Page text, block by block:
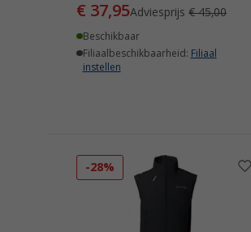
€ 37,95Adviesprijs€ 45,00
Beschikbaar
Filiaalbeschikbaarheid: Filiaal
instellen
-28%